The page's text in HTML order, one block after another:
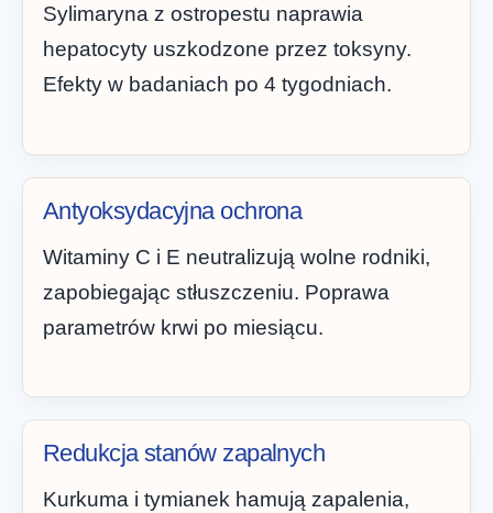
Sylimaryna z ostropestu naprawia
hepatocyty uszkodzone przez toksyny.
Efekty w badaniach po 4 tygodniach.
Antyoksydacyjna ochrona
Witaminy C i E neutralizują wolne rodniki,
zapobiegając stłuszczeniu. Poprawa
parametrów krwi po miesiącu.
Redukcja stanów zapalnych
Kurkuma i tymianek hamują zapalenia,